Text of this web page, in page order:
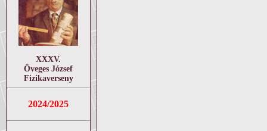
XXXV.
Öveges József
Fizikaverseny
2024/2025